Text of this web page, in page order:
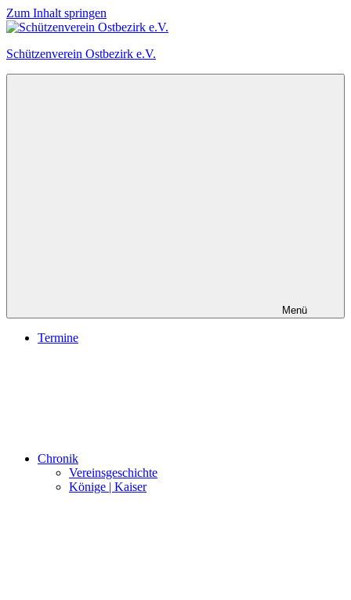
Zum Inhalt springen
Schützenverein Ostbezirk e.V.
Menü
Termine
Chronik
Vereinsgeschichte
Könige | Kaiser